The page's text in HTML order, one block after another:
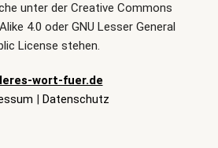
unter der Creative Commons
4.0 oder GNU Lesser General
License stehen.
wort-fuer.de
| Datenschutz